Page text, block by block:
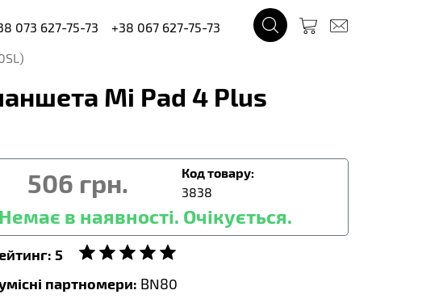
073 627-75-73
+38 067 627-75-73
Mi Pad 4 Plus
506 грн.
Код товару:
3838
Немає в наявності. Очікується.
5
партномери: BN80